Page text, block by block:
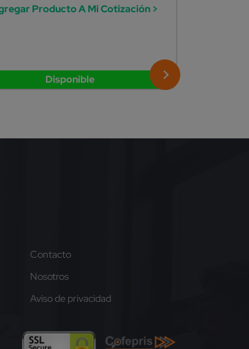
Disponible
Producto A Mi Cotización >
Contacto
Nosotros
Aviso de privacidad